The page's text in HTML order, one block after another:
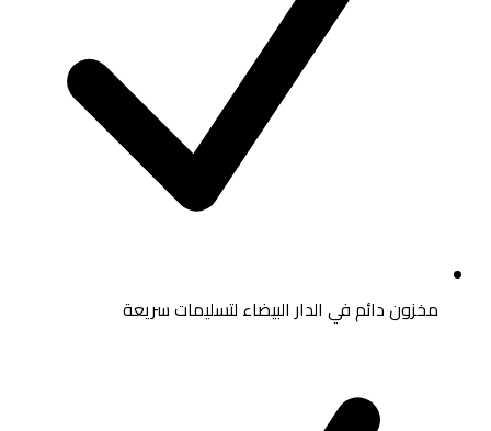
مخزون دائم في الدار البيضاء لتسليمات سريعة